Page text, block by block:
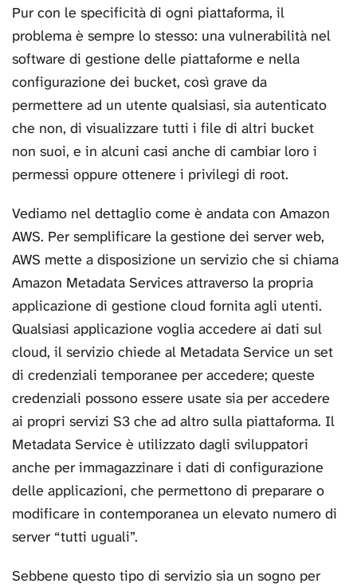
Pur con le specificità di ogni piattaforma, il
problema è sempre lo stesso: una vulnerabilità nel
software di gestione delle piattaforme e nella
configurazione dei bucket, così grave da
permettere ad un utente qualsiasi, sia autenticato
che non, di visualizzare tutti i file di altri bucket
non suoi, e in alcuni casi anche di cambiar loro i
permessi oppure ottenere i privilegi di root.
Vediamo nel dettaglio come è andata con Amazon
AWS. Per semplificare la gestione dei server web,
AWS mette a disposizione un servizio che si chiama
Amazon Metadata Services attraverso la propria
applicazione di gestione cloud fornita agli utenti.
Qualsiasi applicazione voglia accedere ai dati sul
cloud, il servizio chiede al Metadata Service un set
di credenziali temporanee per accedere; queste
credenziali possono essere usate sia per accedere
ai propri servizi S3 che ad altro sulla piattaforma. Il
Metadata Service è utilizzato dagli sviluppatori
anche per immagazzinare i dati di configurazione
delle applicazioni, che permettono di preparare o
modificare in contemporanea un elevato numero di
server “tutti uguali”.
Sebbene questo tipo di servizio sia un sogno per